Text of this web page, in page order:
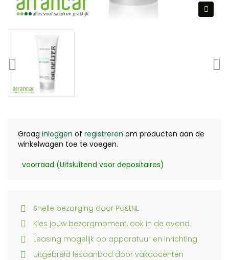
Graag inloggen of registreren om producten aan de
winkelwagen toe te voegen.
voorraad (Uitsluitend voor depositaires)
Snelle bezorging door PostNL
Kies jouw bezorgmoment, ook in de avond
Leasing mogelijk op apparatuur en inrichting
Uitgebreid lesaanbod door vakdocenten